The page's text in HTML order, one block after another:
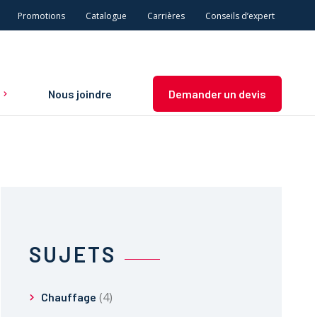
Promotions Catalogue Carrières Conseils d’expert
Nous joindre Demander un devis
SUJETS
Chauffage (4)